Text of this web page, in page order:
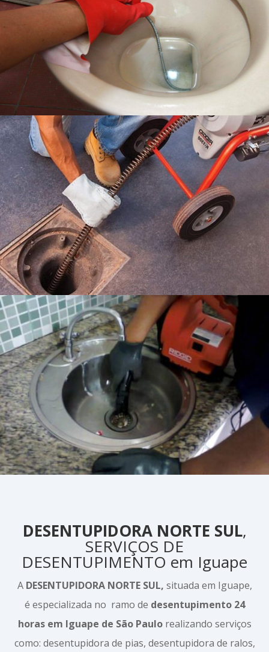
DESENTUPIDORA NORTE SUL,
SERVIÇOS DE
DESENTUPIMENTO em Iguape
A DESENTUPIDORA NORTE SUL, situada em Iguape,
é especializada no ramo de desentupimento 24
horas em Iguape de São Paulorealizando serviços
como: desentupidora de pias, desentupidora de ralos,